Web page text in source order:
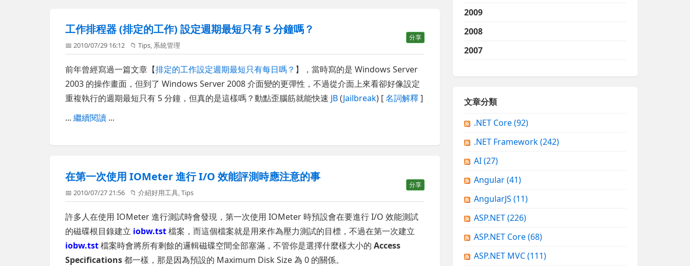
工作排程器 (排定的工作) 設定週期最短只有 5 分鐘嗎？
分享
📅 2010/07/29 16:12 📁Tips, 系統管理
前年曾經寫過一篇文章【排定的工作設定週期最短只有每日嗎？ 】，當時寫的是 Windows Server
2003 的操作畫面，但到了 Windows Server 2008 介面變的更彈性，不過從介面上來看卻好像設定
重複執行的週期最短只有 5 分鐘，但真的是這樣嗎？動點歪腦筋就能快速 JB(Jailbreak) [名詞解釋]
...繼續閱讀 ...
在第一次使用 IOMeter 進行 I/O 效能評測時應注意的事
分享
📅 2010/07/27 21:56 📁介紹好用工具 ,Tips
許多人在使用 IOMeter 進行測試時會發現，第一次使用 IOMeter 時預設會在要進行 I/O 效能測試
的磁碟根目錄建立 iobw.tst檔案，而這個檔案就是用來作為壓力測試的目標，不過在第一次建立
iobw.tst檔案時會將所有剩餘的邏輯磁碟空間全部塞滿，不管你是選擇什麼樣大小的Access
Specifications都一樣，那是因為預設的 Maximum Disk Size 為 0 的關係。
2009
2008
2007
文章分類
.NET Core(92)
.NET Framework(242)
AI(27)
Angular(41)
AngularJS (11)
ASP.NET(226)
ASP.NET Core(68)
ASP.NET MVC(111)